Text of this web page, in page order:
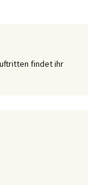
findet ihr